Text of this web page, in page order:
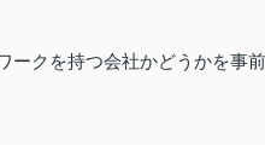
ークを持つ会社かどうかを事前